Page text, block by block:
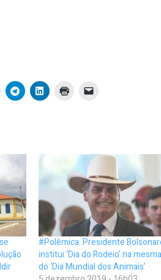
#Polêmica: Presidente
institui ‘Dia do Rodeio’ na
do ‘Dia Mundial dos Animais’